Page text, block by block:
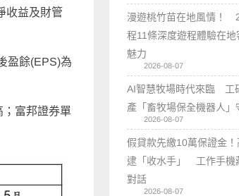
收益及財管
盈餘(EPS)為
富邦證券單
漫遊桃竹苗在地風情！
程11條深度遊程體驗在
魅力
2026-08-07
AI智慧牧場時代來臨 工
產「畜牧場保全機器人」
2026-08-07
假貸款先繳10萬保證金
逮「收水手」 工作手機
對話
2026-08-07